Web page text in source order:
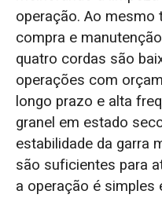
operação. Ao
compra e
quatro cordas são
operações com
longo prazo e alta
granel em estado
estabilidade da garra
são suficientes para
a operação é simples